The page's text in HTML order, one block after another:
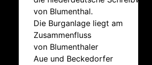
von Blumenthal.
Die Burganlage liegt am
Zusammenfluss
von Blumenthaler
Aue und Beckedorfer